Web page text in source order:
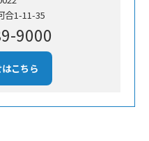
合1-11-35
9000
こちら